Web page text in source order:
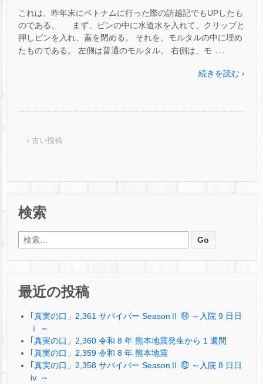
これは、昨年末にベトナムに行った際の訪越記でもUPしたも
のである。 まず、ビンの中に水道水を入れて、クリップと
押しピンを入れ、蓋を閉める。 それを、モルタルの中に埋め
たものである。 左側は普通のモルタル。 右側は、モ …
続きを読む ›
‹ 古い投稿
検索
検索:
最近の投稿
｢真実の口」2,361 サバイバー SeasonⅡ ㊹ ～入院 9 日日
ⅰ ～
｢真実の口」2,360 令和 8 年 熊本地震発生から 1 週間
｢真実の口」2,359 令和 8 年 熊本地震
｢真実の口」2,358 サバイバー SeasonⅡ ㊸ ～入院 8 日日
ⅳ ～